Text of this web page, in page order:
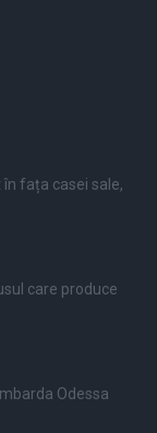
în fața casei sale,
care produce
Odessa